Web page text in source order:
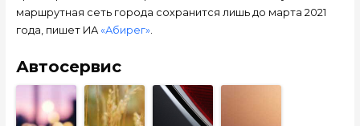
маршрутная сеть города сохранится лишь до марта 2021
года, пишет ИА «Абирег».
Автосервис